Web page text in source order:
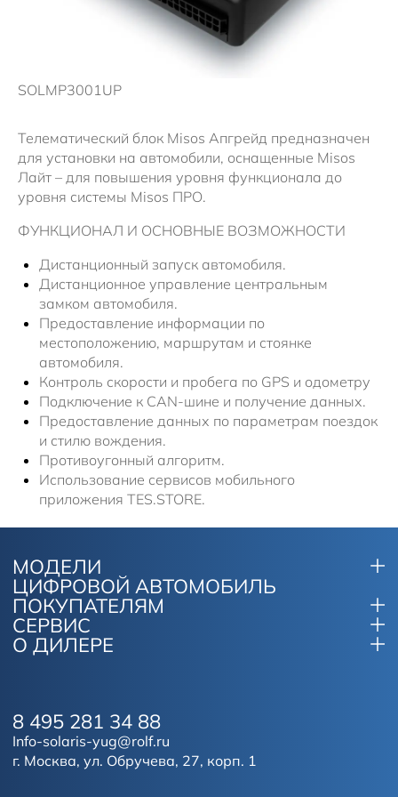
Новости
SOLMP3001UP
Телематический блок Misos Апгрейд предназначен
для установки на автомобили, оснащенные Misos
Лайт – для повышения уровня функционала до
уровня системы Misos ПРО.
ФУНКЦИОНАЛ И ОСНОВНЫЕ ВОЗМОЖНОСТИ
Дистанционный запуск автомобиля.
Дистанционное управление центральным
замком автомобиля.
Предоставление информации по
местоположению, маршрутам и стоянке
автомобиля.
Контроль скорости и пробега по GPS и одометру
Подключение к CAN-шине и получение данных.
Предоставление данных по параметрам поездок
и стилю вождения.
Противоугонный алгоритм.
Использование сервисов мобильного
приложения TES.STORE.
МОДЕЛИ
ЦИФРОВОЙ АВТОМОБИЛЬ
ПОКУПАТЕЛЯМ
СЕРВИС
О ДИЛЕРЕ
г. Москва, ул. Обручева, 27, корп. 1
8 495 281 34 88
Info-solaris-yug@rolf.ru